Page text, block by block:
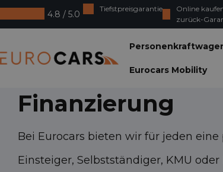
4.8 / 5.0 Tiefstpreisgarantie
Online
zurück-
Eurocars
Eurocars Mobility
Finanzierung
Bei Eurocars bieten wir für jeden
Einsteiger, Selbstständiger, KMU